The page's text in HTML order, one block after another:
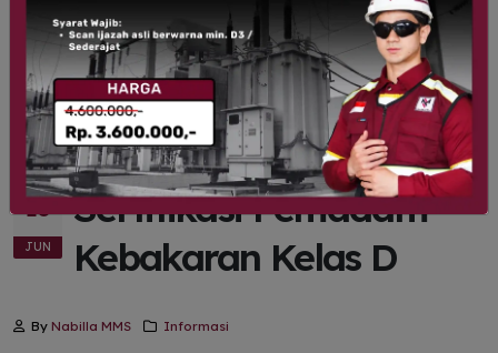
10
JUN
Sertifikasi Pemadam
Kebakaran Kelas D
By Nabilla MMS Informasi